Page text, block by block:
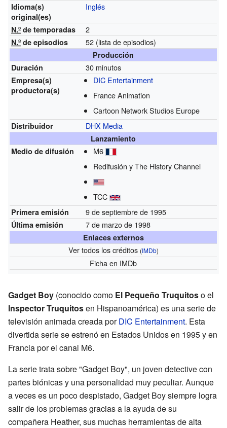
Idioma(s)
original(es)
Inglés
N.º de temporadas 2
N.º de episodios 52 (lista de episodios)
Producción
Duración
30 minutos
Empresa(s)
productora(s)
DIC Entertainment
France Animation
Cartoon Network Studios Europe
Distribuidor DHX Media
Lanzamiento
Medio de difusión
M6
Redifusión y The History Channel
TCC
Primera emisión 9 de septiembre de 1995
Última emisión 7 de marzo de 1998
Enlaces externos
Ver todos los créditos (IMDb)
Fichaen IMDb
Gadget Boy (conocido como El Pequeño Truquitoso el
Inspector Truquitosen Hispanoamérica) es una serie de
televisión animada creada porDIC Entertainment. Esta
divertida serie se estrenó en Estados Unidos en 1995 y en
Francia por el canal M6.
La serie trata sobre "Gadget Boy", un joven detective con
partes biónicas y una personalidad muy peculiar. Aunque
a veces es un poco despistado, Gadget Boy siempre logra
salir de los problemas gracias a la ayuda de su
compañera Heather, sus muchas herramientas de alta